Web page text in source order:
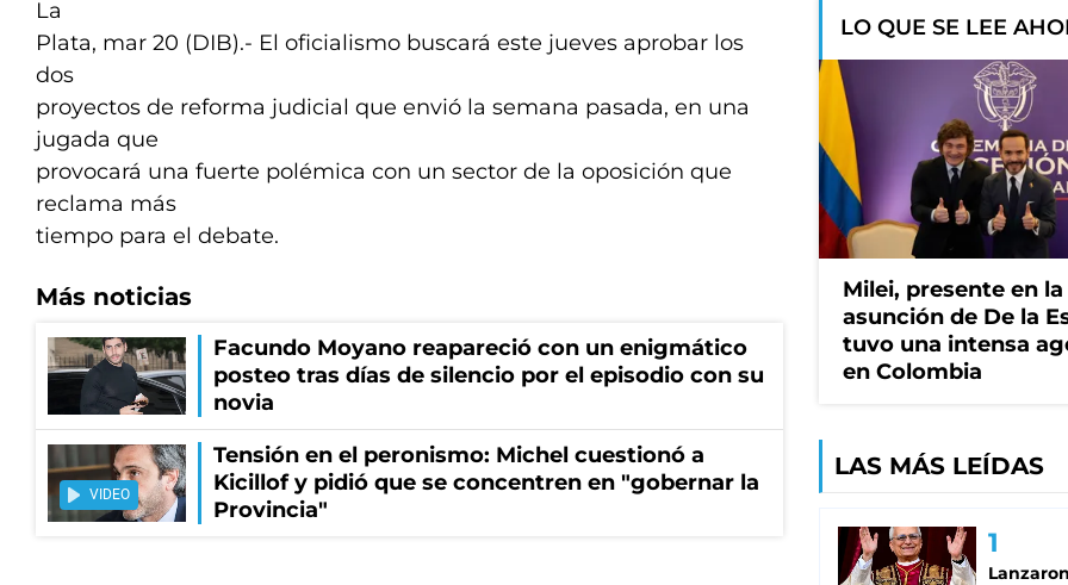
La
Plata, mar 20 (DIB).- El oficialismo buscará este jueves aprobar los
dos
proyectos de reforma judicial que envió la semana pasada, en una
jugada que
provocará una fuerte polémica con un sector de la oposición que
reclama más
tiempo para el debate.
Más noticias
Facundo Moyano reapareció con un enigmático
posteo tras días de silencio por el episodio con su
novia
VIDEO
Tensión en el peronismo: Michel cuestionó a
Kicillof y pidió que se concentren en "gobernar la
Provincia"
LO QUE SE LEE
Milei, presente en la
asunción de De la
tuvo una intensa
en Colombia
LAS MÁS LEÍDAS